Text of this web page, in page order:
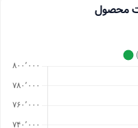
محصول